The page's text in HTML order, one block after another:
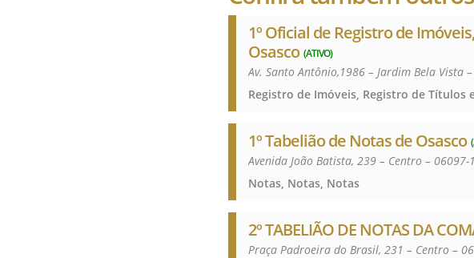
1º Oficial de Registro de
Osasco (ATIVO)
Av. Santo Antônio,1986 – Jardim Bela Vista
1º Tabelião de Notas de Osasco
Avenida João Batista, 239 – Centro – 06097-
Notas, Notas, Notas
2º TABELIÃO DE NOTAS DA
Praça Padroeira do Brasil, 231 – Centro –